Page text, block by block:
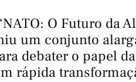
O Futuro da
um conjunto
debater o papel
rápida